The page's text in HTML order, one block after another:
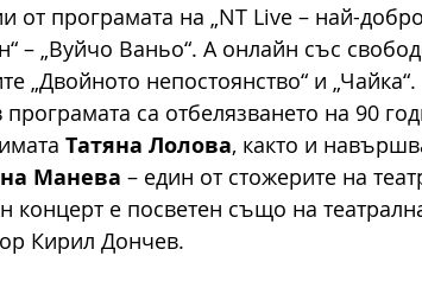
от програмата на „NT Live – най-
– „Вуйчо Ваньо“. А онлайн със
„Двойното непостоянство“ и „Чайка“.
програмата са отбелязването на 90
Татяна Лолова, както и
Манева – един от стожерите на
концерт е посветен също на
Кирил Дончев.